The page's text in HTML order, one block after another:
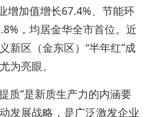
增加值增长67.4%、节能环
，均居金华全市首位。近
新区（金东区）“半年红”成
为亮眼。
质”是新质生产力的内涵要
发展战略，是广泛激发企业